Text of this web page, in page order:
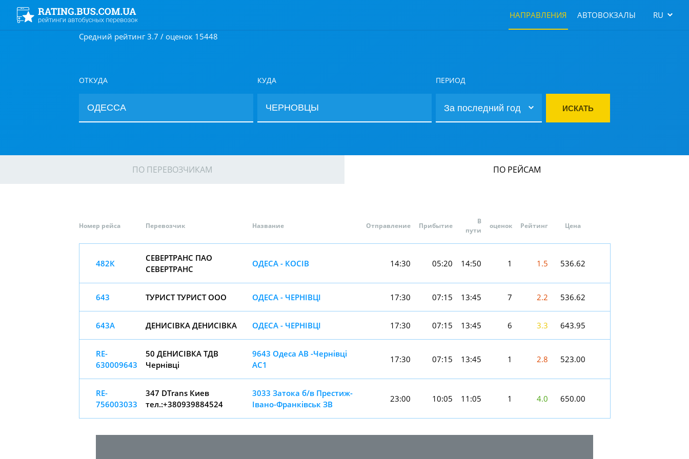
НАПРАВЛЕНИЯ АВТОВОКЗАЛЫ RU
Средний рейтинг 3.7 / оценок 15448
ОТКУДА КУДА ПЕРИОД
ИСКАТЬ
ПО ПЕРЕВОЗЧИКАМ ПО РЕЙСАМ
Номер рейса Перевозчик Название Отправление Прибытие
В
пути
оценок Рейтинг Цена
482К
СЕВЕРТРАНС ПАО
СЕВЕРТРАНС
ОДЕСА - КОСІВ 14:30 05:20 14:50 1 1.5 536.62
643 ТУРИСТ ТУРИСТ ООО ОДЕСА - ЧЕРНІВЦІ 17:30 07:15 13:45 7 2.2 536.62
643А ДЕНИСІВКА ДЕНИСІВКА ОДЕСА - ЧЕРНІВЦІ 17:30 07:15 13:45 6 3.3 643.95
RE-
630009643
50 ДЕНИСІВКА ТДВ
Чернівці
9643 Одеса АВ -Чернiвцi
АС1
17:30 07:15 13:45 1 2.8 523.00
RE-
756003033
347 DTrans Киев
тел.:+380939884524
3033 Затока б/в Престиж-
Івано-Франківськ ЗВ
23:00 10:05 11:05 1 4.0 650.00